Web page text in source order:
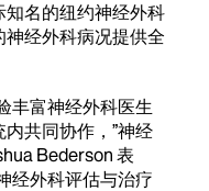
名的纽约神经外科
经外科病况提供全
丰富神经外科医生
共同协作，”神经
Bederson 表
经外科评估与治疗